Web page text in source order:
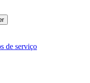
de serviço